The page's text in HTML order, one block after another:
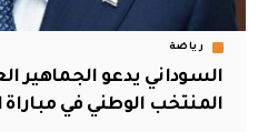
رياضة
السوداني يدعو الجماهير
المنتخب الوطني في مباراة